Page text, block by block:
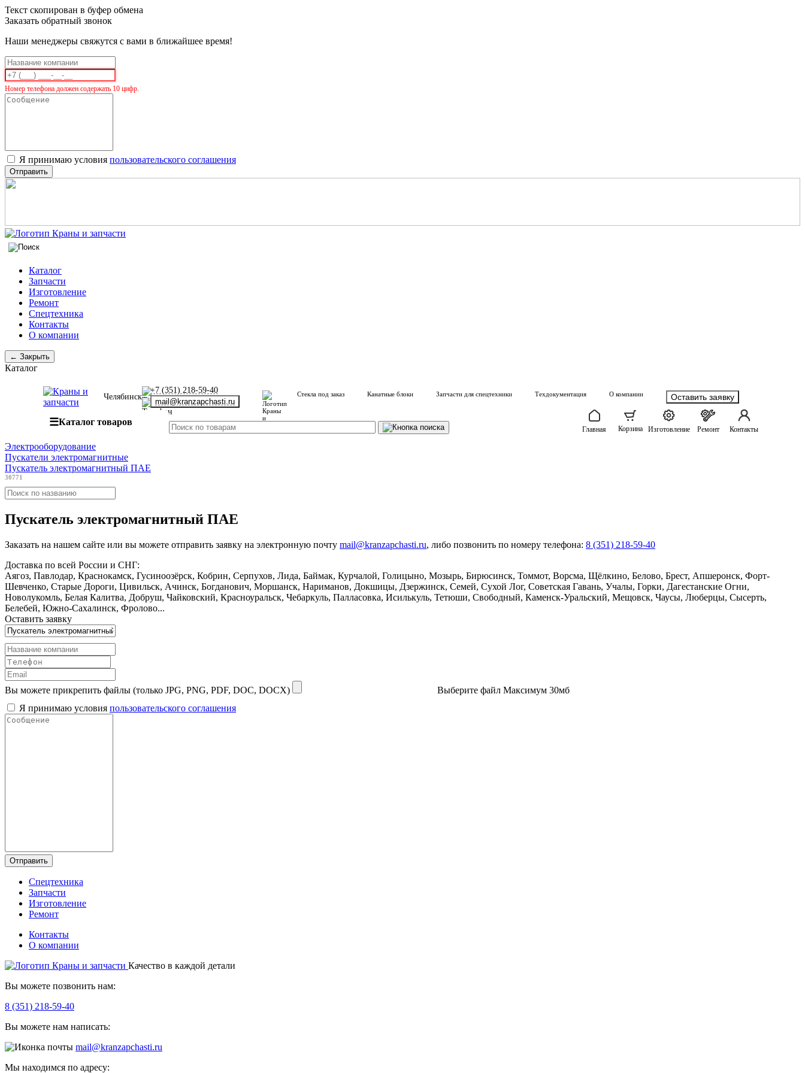
Текст скопирован в буфер обмена
Заказать обратный звонок
Наши менеджеры свяжутся с вами в ближайшее время!
Номер телефона должен содержать 10 цифр.
Я принимаю условия пользовательского соглашения
Отправить
Каталог
Запчасти
Изготовление
Ремонт
Спецтехника
Контакты
О компании
← Закрыть
Каталог
Челябинск
+7 (351) 218-59-40
mail@kranzapchasti.ru
Стекла под заказ Канатные блоки Запчасти для спецтехники Техдокументация О компании Оставить заявку
☰Каталог товаров
Главная Корзина Изготовление Ремонт Контакты
Электрооборудование
Пускатели электромагнитные
Пускатель электромагнитный ПАЕ
30771
Пускатель электромагнитный ПАЕ
Заказать на нашем сайте или вы можете отправить заявку на электронную почту mail@kranzapchasti.ru, либо позвонить по номеру телефона: 8 (351) 218-59-40
Доставка по всей России и СНГ:
Аягоз, Павлодар, Краснокамск, Гусиноозёрск, Кобрин, Серпухов, Лида, Баймак, Курчалой, Голицыно, Мозырь, Бирюсинск, Томмот, Ворсма, Щёлкино, Белово, Брест, Апшеронск, Форт-
Шевченко, Старые Дороги, Цивильск, Ачинск, Богданович, Моршанск, Нариманов, Докшицы, Дзержинск, Семей, Сухой Лог, Советская Гавань, Учалы, Горки, Дагестанские Огни,
Новолукомль, Белая Калитва, Добруш, Чайковский, Красноуральск, Чебаркуль, Палласовка, Исилькуль, Тетюши, Свободный, Каменск-Уральский, Мещовск, Чаусы, Люберцы, Сысерть,
Белебей, Южно-Сахалинск, Фролово...
Оставить заявку
Вы можете прикрепить файлы (только JPG, PNG, PDF, DOC, DOCX) Выберите файл Максимум 30мб
Я принимаю условия пользовательского соглашения
Отправить
Спецтехника
Запчасти
Изготовление
Ремонт
Контакты
О компании
Качество в каждой детали
Вы можете позвонить нам:
8 (351) 218-59-40
Вы можете нам написать:
mail@kranzapchasti.ru
Мы находимся по адресу: